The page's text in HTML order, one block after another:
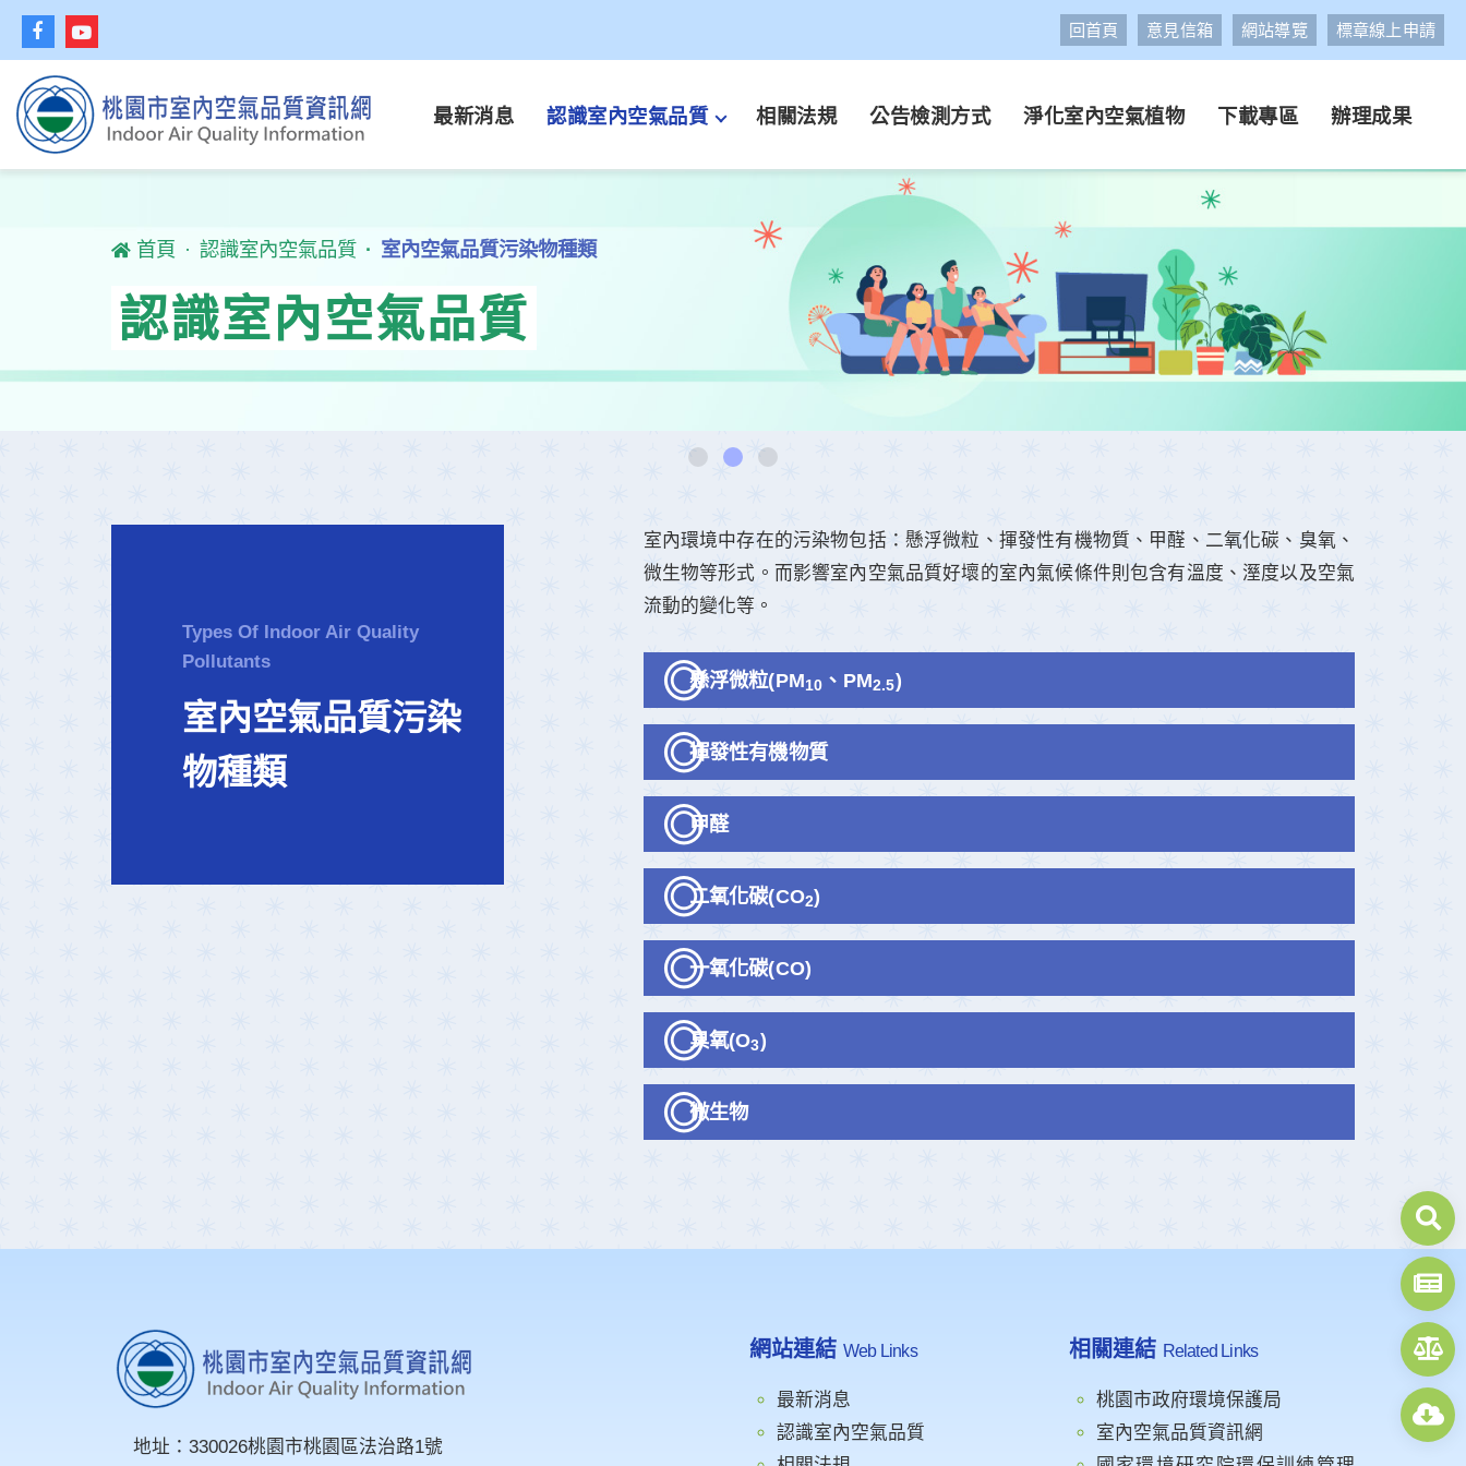
回首頁 意見信箱 網站導覽 標章線上申請
最新消息 認識室內空氣品質 相關法規 公告檢測方式 淨化室內空氣植物 下載專區 辦理成果
首頁 認識室內空氣品質 室內空氣品質污染物種類
認識室內空氣品質
Types Of Indoor Air Quality
Pollutants
室內空氣品質污染
物種類
室內環境中存在的污染物包括：懸浮微粒、揮發性有機物質、甲醛、二氧化碳、臭氧、
微生物等形式。而影響室內空氣品質好壞的室內氣候條件則包含有溫度、溼度以及空氣
流動的變化等。
懸浮微粒(PM10 、PM2.5)
揮發性有機物質
甲醛
二氧化碳(CO2)
一氧化碳(CO)
臭氧(O3)
微生物
地址： 330026桃園市桃園區法治路1號
網站連結 Web Links
最新消息
認識室內空氣品質
相關連結 Related Links
桃園市政府環境保護局
室內空氣品質資訊網